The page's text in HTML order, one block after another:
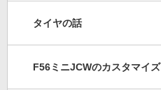
タイヤの話
F56ミニJCWのカスタマイズ